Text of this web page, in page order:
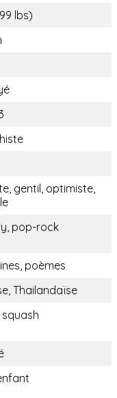
lbs)
gentil, optimiste,
pop-rock
poèmes
Thailandaïse